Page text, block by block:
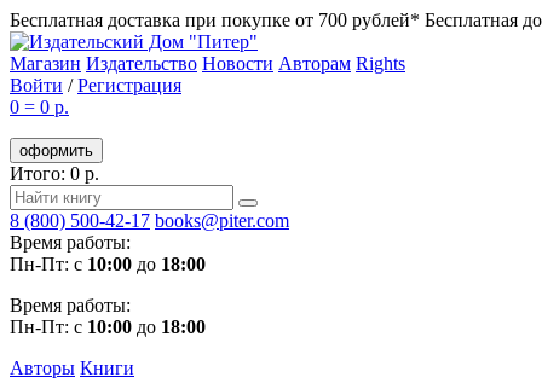
Бесплатная доставка при покупке от 700 рублей* Бесплатная
Магазин Издательство Новости Авторам Rights
Войти /Регистрация
0 = 0 р.
оформить
Итого: 0 р.
8 (800) 500-42-17 books@piter.com
Время работы:
Пн-Пт: с 10:00 до 18:00
Время работы:
Пн-Пт: с 10:00 до 18:00
Авторы Книги